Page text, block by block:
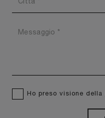
Ho preso visione della